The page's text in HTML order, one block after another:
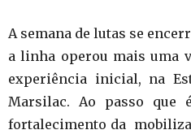
A semana de lutas se
a linha operou mais uma
experiência inicial, na
Marsilac. Ao passo que
fortalecimento da